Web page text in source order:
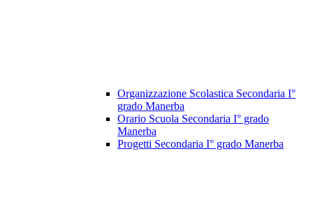
Organizzazione Scolastica Secondaria I°
grado Manerba
Orario Scuola Secondaria I° grado
Manerba
Progetti Secondaria I° grado Manerba